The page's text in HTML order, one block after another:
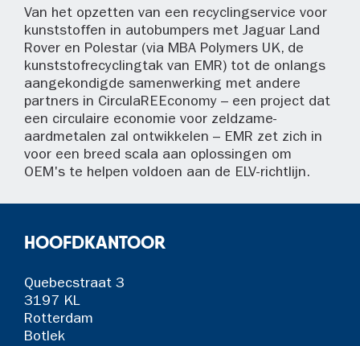
Van het opzetten van een recyclingservice voor
kunststoffen in autobumpers met Jaguar Land
Rover en Polestar (via MBA Polymers UK, de
kunststofrecyclingtak van EMR) tot de onlangs
aangekondigde samenwerking met andere
partners in CirculaREEconomy – een project dat
een circulaire economie voor zeldzame-
aardmetalen zal ontwikkelen – EMR zet zich in
voor een breed scala aan oplossingen om
OEM's te helpen voldoen aan de ELV-richtlijn.
HOOFDKANTOOR
Quebecstraat 3
3197 KL
Rotterdam
Botlek